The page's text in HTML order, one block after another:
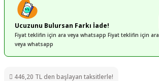
Ucuzunu Bulursan Farkı İade!
Fiyat teklifin için ara veya whatsapp Fiyat teklifin için ara
veya whatsapp
446,20 TL den başlayan taksitlerle!